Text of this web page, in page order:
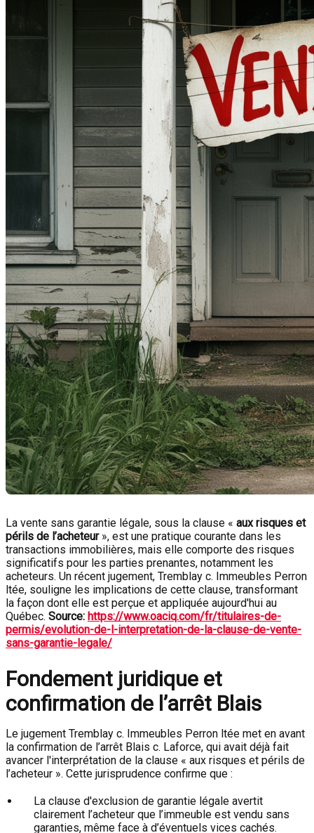
La vente sans garantie légale, sous la clause « aux risques et
périls de l’acheteur», est une pratique courante dans les
transactions immobilières, mais elle comporte des risques
significatifs pour les parties prenantes, notamment les
acheteurs. Un récent jugement, Tremblay c. Immeubles Perron
ltée, souligne les implications de cette clause, transformant
la façon dont elle est perçue et appliquée aujourd'hui au
Québec. Source: https://www.oaciq.com/fr/titulaires-de-
permis/evolution-de-l-interpretation-de-la-clause-de-vente-
sans-garantie-legale/
Fondement juridique et
confirmation de l’arrêt Blais
Le jugement Tremblay c. Immeubles Perron ltée met en avant
la confirmation de l’arrêt Blais c. Laforce, qui avait déjà fait
avancer l'interprétation de la clause « aux risques et périls de
l’acheteur ». Cette jurisprudence confirme que :
La clause d'exclusion de garantie légale avertit
clairement l’acheteur que l’immeuble est vendu sans
garanties, même face à d’éventuels vices cachés.